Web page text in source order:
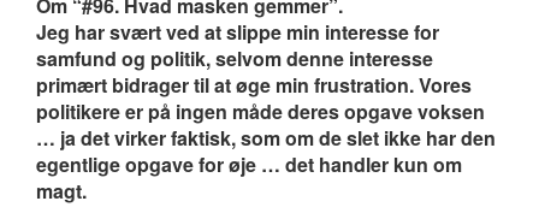
Om “#96. Hvad masken gemmer”.
Jeg har svært ved at slippe min interesse for
samfund og politik, selvom denne interesse
primært bidrager til at øge min frustration. Vores
politikere er på ingen måde deres opgave voksen
… ja det virker faktisk, som om de slet ikke har den
egentlige opgave for øje … det handler kun om
magt.